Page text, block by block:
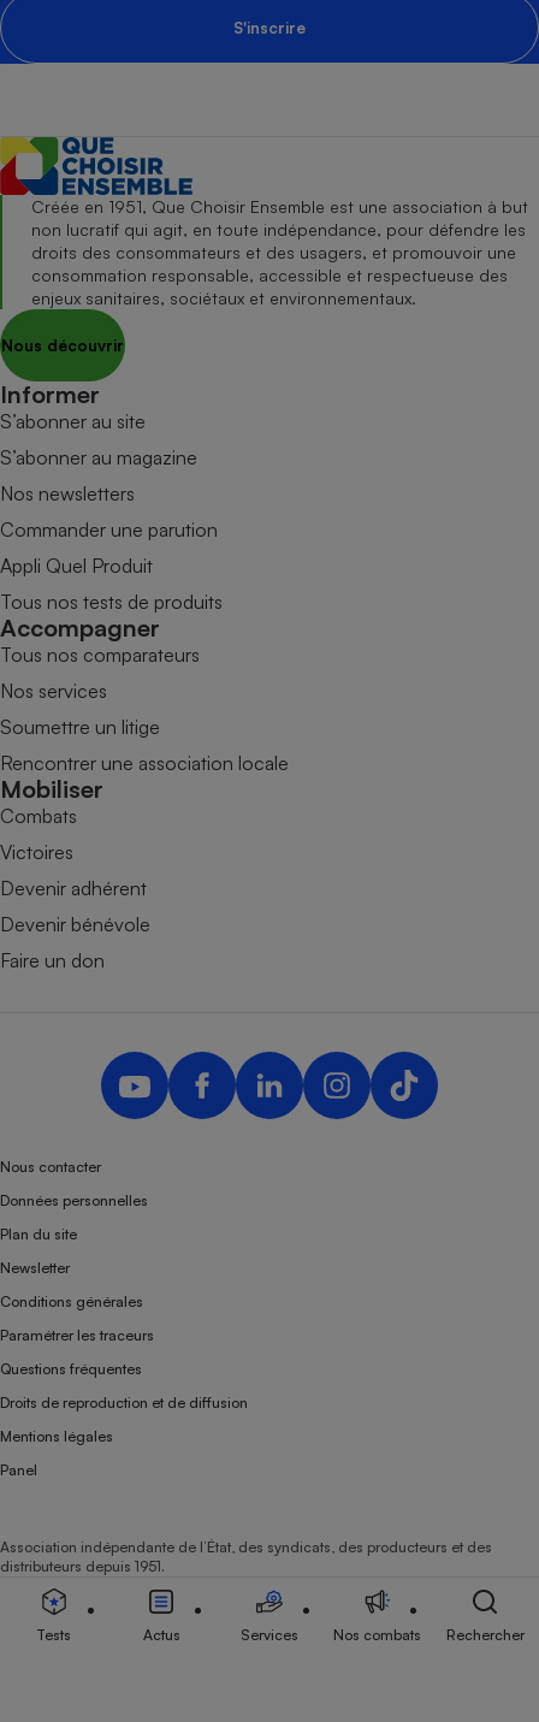
S'inscrire
Créée en 1951, Que Choisir Ensemble est une association à but
non lucratif qui agit, en toute indépendance, pour défendre les
droits des consommateurs et des usagers, et promouvoir une
consommation responsable, accessible et respectueuse des
enjeux sanitaires, sociétaux et environnementaux.
Nous découvrir
Informer
S’abonner au site
S’abonner au magazine
Nos newsletters
Commander une parution
Appli Quel Produit
Tous nos tests de produits
Accompagner
Tous nos comparateurs
Nos services
Soumettre un litige
Rencontrer une association locale
Mobiliser
Combats
Victoires
Devenir adhérent
Devenir bénévole
Faire un don
Nous contacter
Données personnelles
Plan du site
Newsletter
Conditions générales
Paramétrer les traceurs
Questions fréquentes
Droits de reproduction et de diffusion
Mentions légales
Panel
Association indépendante de l’État, des syndicats, des producteurs et des
distributeurs depuis 1951.
Tests Actus Services Nos combats Rechercher